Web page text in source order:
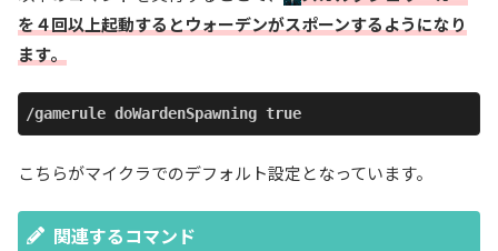
を４回以上起動するとウォーデンがスポーンするようになり
ます。
/gamerule doWardenSpawning true
こちらがマイクラでのデフォルト設定となっています。
関連するコマンド